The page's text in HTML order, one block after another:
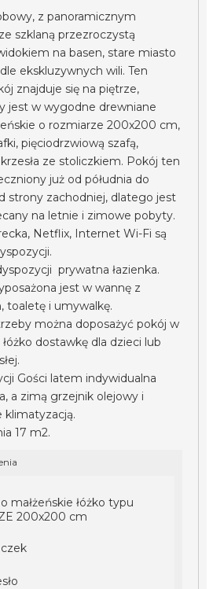
z panoramicznym
szklaną przezroczystą
na basen, stare miasto
ekskluzywnych wili. Ten
znajduje się na piętrze,
jest w wygodne drewniane
o rozmiarze 200x200 cm,
pięciodrzwiową szafą,
ze stoliczkiem. Pokój ten
już od półudnia do
strony zachodniej, dlatego jest
na letnie i zimowe pobyty.
Netflix, Internet Wi-Fi są
prywatna łazienka.
jest w wannę z
toaletę i umywalkę.
można doposażyć pokój w
dostawkę dla dzieci lub
Gości latem indywidualna
a zimą grzejnik olejowy i
klimatyzacją.
17 m2.
małżeńskie łóżko typu
200x200 cm